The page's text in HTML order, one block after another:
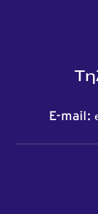
E-mail: